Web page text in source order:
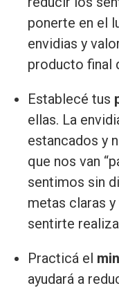
ponerte en el
envidias y
producto final
Establecé tus
ellas. La
estancados y
que nos van
sentimos sin
metas claras
sentirte
Practicá el
ayudará a